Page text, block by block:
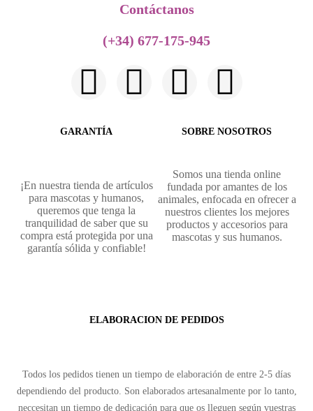
Contáctanos​
(+34) 677-175-945
GARANTÍA
¡En nuestra tienda de artículos
para mascotas y humanos,
queremos que tenga la
tranquilidad de saber que su
compra está protegida por una
garantía sólida y confiable!
SOBRE NOSOTROS
Somos una tienda online
fundada por amantes de los
animales, enfocada en ofrecer a
nuestros clientes los mejores
productos y accesorios para
mascotas y sus humanos.
ELABORACION DE PEDIDOS
Todos los pedidos tienen un tiempo de elaboración de entre 2-5 días
dependiendo del producto. Son elaborados artesanalmente por lo tanto,
neccesitan un tiempo de dedicación para que os lleguen según vuestras